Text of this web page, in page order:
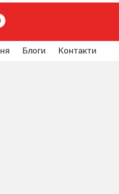
Блоги Контакти